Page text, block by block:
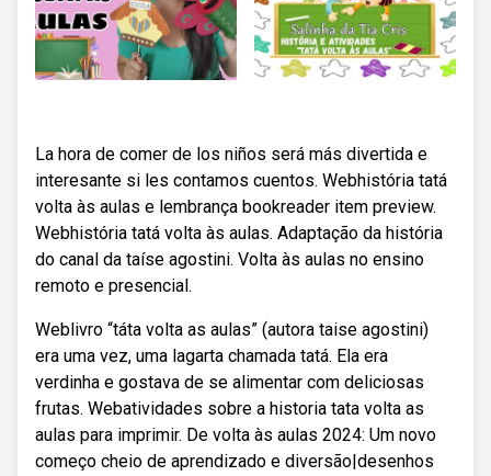
La hora de comer de los niños será más divertida e
interesante si les contamos cuentos. Webhistória tatá
volta às aulas e lembrança bookreader item preview.
Webhistória tatá volta às aulas. Adaptação da história
do canal da taíse agostini. Volta às aulas no ensino
remoto e presencial.
Weblivro “táta volta as aulas” (autora taise agostini)
era uma vez, uma lagarta chamada tatá. Ela era
verdinha e gostava de se alimentar com deliciosas
frutas. Webatividades sobre a historia tata volta as
aulas para imprimir. De volta às aulas 2024: Um novo
começo cheio de aprendizado e diversão|desenhos